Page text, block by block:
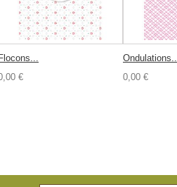
Flocons...
€
0,00 €